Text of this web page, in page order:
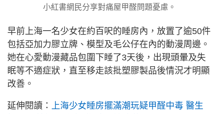
小紅書網民分享對痛屋甲醛問題憂慮。
早前上海一名少女在約百呎的睡房內，放置了逾50件
包括亞加力膠立牌、模型及毛公仔在內的動漫周邊。
她在心愛動漫藏品包圍下睡了3天後，出現頭暈及失
眠等不適症狀，直至移走該批塑膠製品後情況才明顯
改善。
延伸閱讀：
上海少女睡房擺滿潮玩疑甲醛中毒 醫生